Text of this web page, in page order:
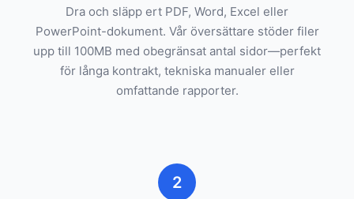
Dra och släpp ert PDF, Word, Excel eller
PowerPoint-dokument. Vår översättare stöder filer
upp till 100MB med obegränsat antal sidor—perfekt
för långa kontrakt, tekniska manualer eller
omfattande rapporter.
2